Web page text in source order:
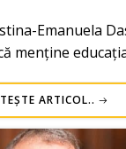
Emanuela
menține
ARTICOL..